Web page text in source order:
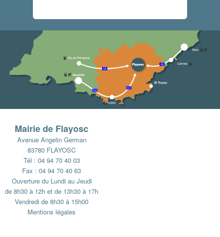
Mairie de Flayosc
Avenue Angelin German
83780 FLAYOSC
Tél : 04 94 70 40 03
Fax : 04 94 70 40 63
Ouverture du Lundi au Jeudi
de 8h30 à 12h et de 13h30 à 17h
Vendredi de 8h30 à 15h00
Mentions légales